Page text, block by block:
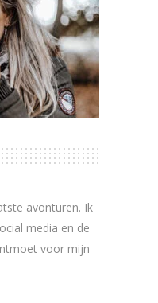
avonturen. Ik
media en de
voor mijn